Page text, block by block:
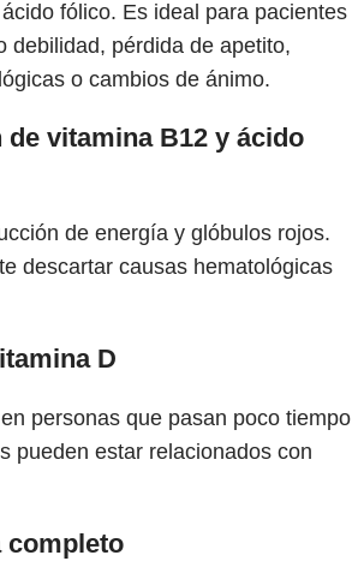
fólico. Es ideal para pacientes
debilidad, pérdida de apetito,
o cambios de ánimo.
vitamina B12 y ácido
de energía y glóbulos rojos.
descartar causas hematológicas
D
personas que pasan poco tiempo
pueden estar relacionados con
completo